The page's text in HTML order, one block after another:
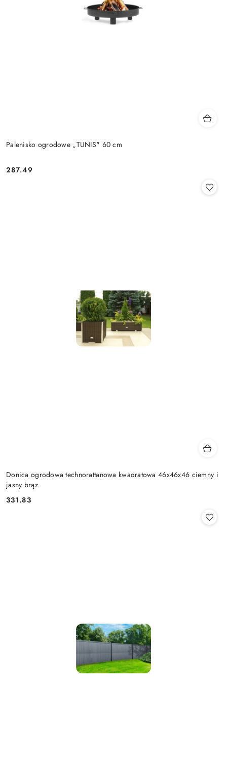
Palenisko ogrodowe „TUNIS" 60 cm
Cena:
287.49
Donica ogrodowa technorattanowa kwadratowa 46x46x46 ciemny i
jasny brąz
Cena:
331.83